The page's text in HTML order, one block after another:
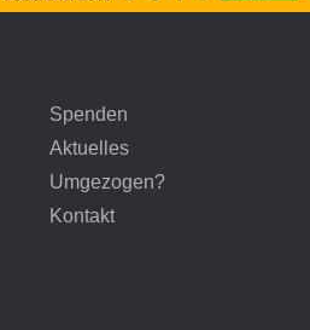
Spenden
Aktuelles
Umgezogen?
Kontakt